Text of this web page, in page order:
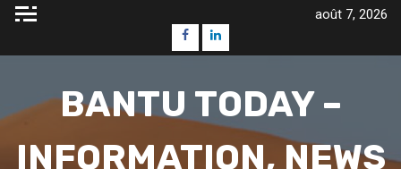
Skip
août 7, 2026
FacebookLinkedin
BANTU TODAY –
INFORMATION, NEWS